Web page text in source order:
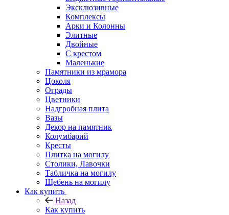
Эксклюзивные
Комплексы
Арки и Колонны
Элитные
Двойные
С крестом
Маленькие
Памятники из мрамора
Цоколя
Ограды
Цветники
Надгробная плита
Вазы
Декор на памятник
Колумбарий
Кресты
Плитка на могилу
Столики, Лавочки
Табличка на могилу
Щебень на могилу
Как купить
Назад
Как купить